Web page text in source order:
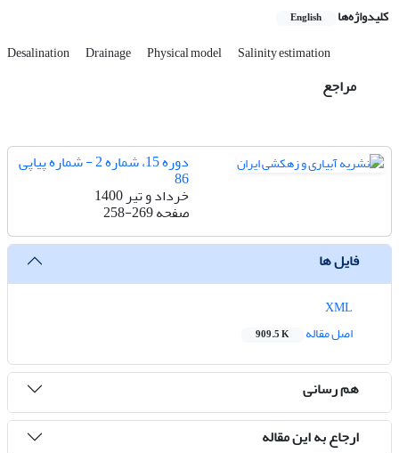
کلیدواژه‌ها English
Desalination Drainage Physical model Salinity estimation
مراجع
دوره 15، شماره 2 - شماره پیاپی
86
خرداد و تیر 1400
صفحه258-269
فایل ها
اصل مقاله
909.5 K
هم رسانی
ارجاع به این مقاله